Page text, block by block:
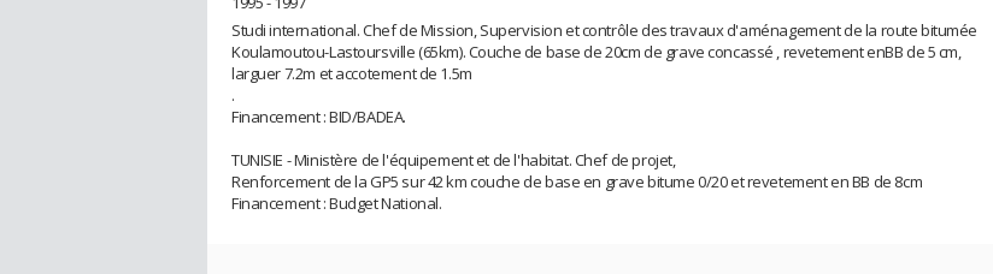
Studi international. Chef de Mission, Supervision et contrôle des travaux d'aménagement de la route bitumée
Koulamoutou-Lastoursville (65km). Couche de base de 20cm de grave concassé , revetement enBB de 5 cm,
larguer 7.2m et accotement de 1.5m
.
Financement : BID/BADEA.
TUNISIE - Ministère de l'équipement et de l'habitat. Chef de projet,
Renforcement de la GP5 sur 42 km couche de base en grave bitume 0/20 et revetement en BB de 8cm
Financement : Budget National.